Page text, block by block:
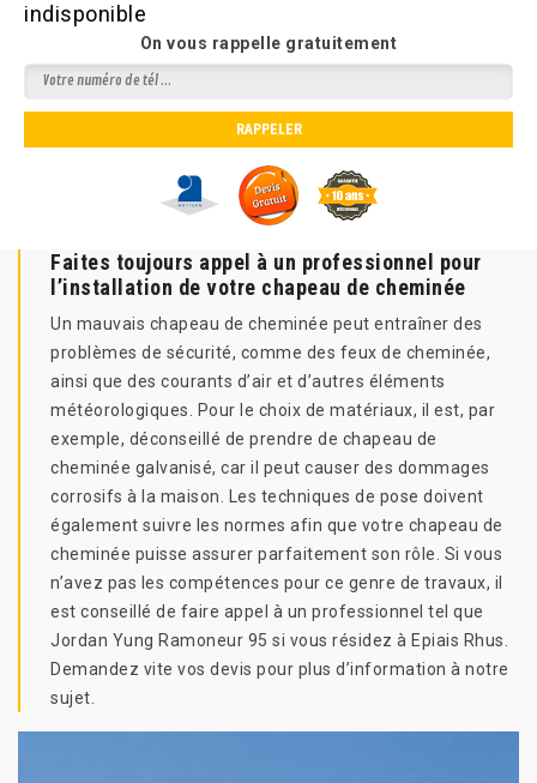
indisponible
On vous rappelle gratuitement
Faites toujours appel à un professionnel pour
l’installation de votre chapeau de cheminée
Un mauvais chapeau de cheminée peut entraîner des
problèmes de sécurité, comme des feux de cheminée,
ainsi que des courants d’air et d’autres éléments
météorologiques. Pour le choix de matériaux, il est, par
exemple, déconseillé de prendre de chapeau de
cheminée galvanisé, car il peut causer des dommages
corrosifs à la maison. Les techniques de pose doivent
également suivre les normes afin que votre chapeau de
cheminée puisse assurer parfaitement son rôle. Si vous
n’avez pas les compétences pour ce genre de travaux, il
est conseillé de faire appel à un professionnel tel que
Jordan Yung Ramoneur 95 si vous résidez à Epiais Rhus.
Demandez vite vos devis pour plus d’information à notre
sujet.